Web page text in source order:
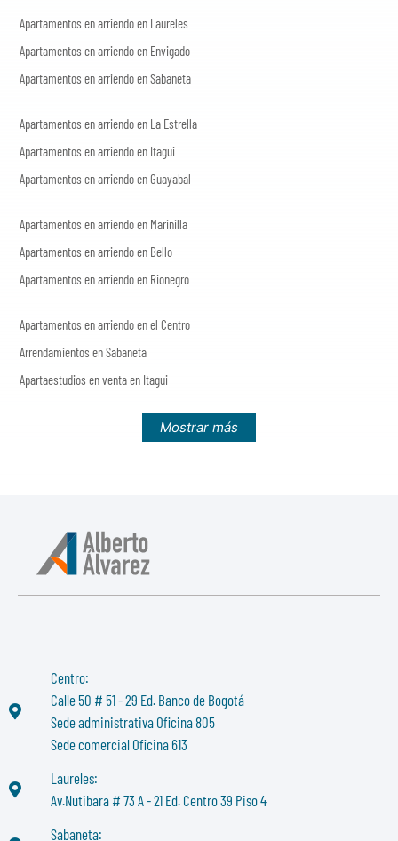
Apartamentos en arriendo en Laureles
Apartamentos en arriendo en Envigado
Apartamentos en arriendo en Sabaneta
Apartamentos en arriendo en La Estrella
Apartamentos en arriendo en Itagui
Apartamentos en arriendo en Guayabal
Apartamentos en arriendo en Marinilla
Apartamentos en arriendo en Bello
Apartamentos en arriendo en Rionegro
Apartamentos en arriendo en el Centro
Arrendamientos en Sabaneta
Apartaestudios en venta en Itagui
Mostrar más
Centro:
Calle 50 # 51 - 29 Ed. Banco de Bogotá
Sede administrativa Oficina 805
Sede comercial Oficina 613
Laureles:
Av.Nutibara # 73 A - 21 Ed. Centro 39 Piso 4
Sabaneta: